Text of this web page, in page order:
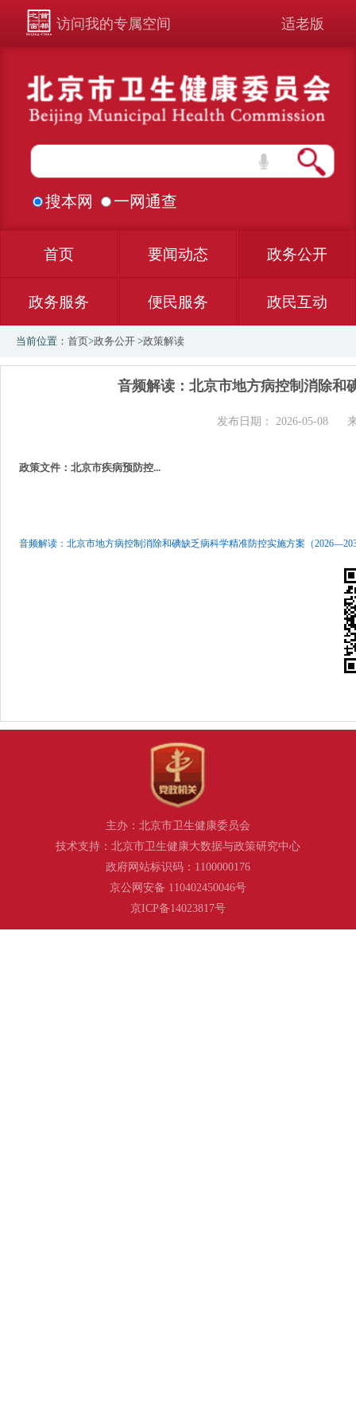
访问我的专属空间 适老版
搜本网 一网通查
首页 要闻动态 政务公开
政务服务 便民服务 政民互动
当前位置： 首页>政务公开 >政策解读
音频解读：北京市地方病控制消除和
发布日期： 2026-05-08
政策文件：北京市疾病预防控...
音频解读：北京市地方病控制消除和碘缺乏病科学精准防控实施方案（
主办：北京市卫生健康委员会
技术支持：北京市卫生健康大数据与政策研究中心
政府网站标识码：1100000176
京公网安备 110402450046号
京ICP备14023817号